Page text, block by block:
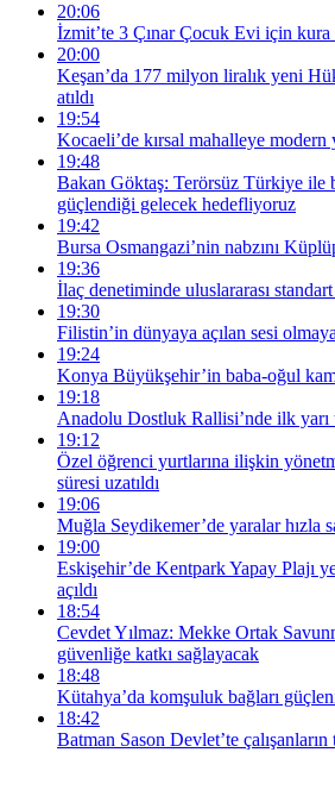
20:06
İzmit’te 3 Çınar Çocuk Evi için
20:00
Keşan’da 177 milyon liralık yeni
atıldı
19:54
Kocaeli’de kırsal mahalleye modern
19:48
Bakan Göktaş: Terörsüz Türkiye ile
güçlendiği gelecek hedefliyoruz
19:42
Bursa Osmangazi’nin nabzını
19:36
İlaç denetiminde uluslararası
19:30
Filistin’in dünyaya açılan sesi
19:24
Konya Büyükşehir’in baba-oğul
19:18
Anadolu Dostluk Rallisi’nde ilk yarı
19:12
Özel öğrenci yurtlarına ilişkin
süresi uzatıldı
19:06
Muğla Seydikemer’de yaralar hızla
19:00
Eskişehir’de Kentpark Yapay Plajı
açıldı
18:54
Cevdet Yılmaz: Mekke Ortak
güvenliğe katkı sağlayacak
18:48
Kütahya’da komşuluk bağları
18:42
Batman Sason Devlet’te